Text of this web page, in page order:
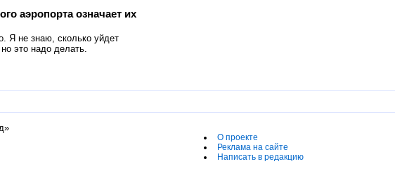
аэропорта означает их
Я не знаю, сколько уйдет
это надо делать.
О проекте
Реклама на сайте
Написать в редакцию